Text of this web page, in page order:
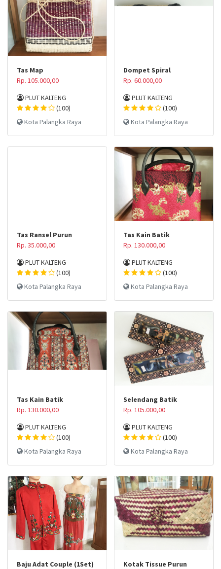
Tas Map
Rp. 105.000,00
PLUT KALTENG
(100)
Kota Palangka Raya
Dompet Spiral
Rp. 60.000,00
PLUT KALTENG
(100)
Kota Palangka Raya
Tas Ransel Purun
Rp. 35.000,00
PLUT KALTENG
(100)
Kota Palangka Raya
Tas Kain Batik
Rp. 130.000,00
PLUT KALTENG
(100)
Kota Palangka Raya
Tas Kain Batik
Rp. 130.000,00
PLUT KALTENG
(100)
Kota Palangka Raya
Selendang Batik
Rp. 105.000,00
PLUT KALTENG
(100)
Kota Palangka Raya
Baju Adat Couple (1Set)
Kotak Tissue Purun